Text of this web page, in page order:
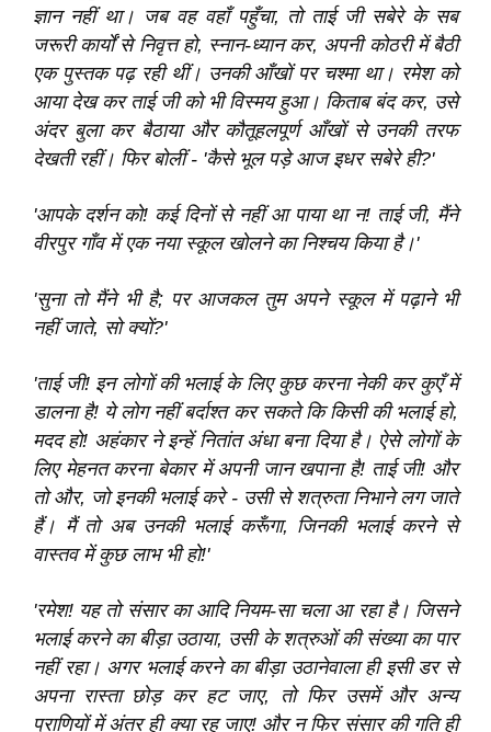
ज्ञान नहीं था। जब वह वहाँ पहुँचा, तो ताई जी सबेरे के सब
जरूरी कार्यों से निवृत्त हो, स्नान-ध्यान कर, अपनी कोठरी में बैठी
एक पुस्तक पढ़ रही थीं। उनकी आँखों पर चश्मा था। रमेश को
आया देख कर ताई जी को भी विस्मय हुआ। किताब बंद कर, उसे
अंदर बुला कर बैठाया और कौतूहलपूर्ण आँखों से उनकी तरफ
देखती रहीं। फिर बोलीं - 'कैसे भूल पड़े आज इधर सबेरे ही?'
'आपके दर्शन को! कई दिनों से नहीं आ पाया था न! ताई जी, मैंने
वीरपुर गाँव में एक नया स्कूल खोलने का निश्‍चय किया है।'
'सुना तो मैंने भी है; पर आजकल तुम अपने स्कूल में पढ़ाने भी
नहीं जाते, सो क्यों?'
'ताई जी! इन लोगों की भलाई के लिए कुछ करना नेकी कर कुएँ में
डालना है! ये लोग नहीं बर्दाश्त कर सकते कि किसी की भलाई हो,
मदद हो! अहंकार ने इन्हें नितांत अंधा बना दिया है। ऐसे लोगों के
लिए मेहनत करना बेकार में अपनी जान खपाना है! ताई जी! और
तो और, जो इनकी भलाई करे - उसी से शत्रुता निभाने लग जाते
हैं। मैं तो अब उनकी भलाई करूँगा, जिनकी भलाई करने से
वास्तव में कुछ लाभ भी हो!'
'रमेश! यह तो संसार का आदि नियम-सा चला आ रहा है। जिसने
भलाई करने का बीड़ा उठाया, उसी के शत्रुओं की संख्या का पार
नहीं रहा। अगर भलाई करने का बीड़ा उठानेवाला ही इसी डर से
अपना रास्ता छोड़ कर हट जाए, तो फिर उसमें और अन्य
प्राणियों में अंतर ही क्या रह जाए! और न फिर संसार की गति ही